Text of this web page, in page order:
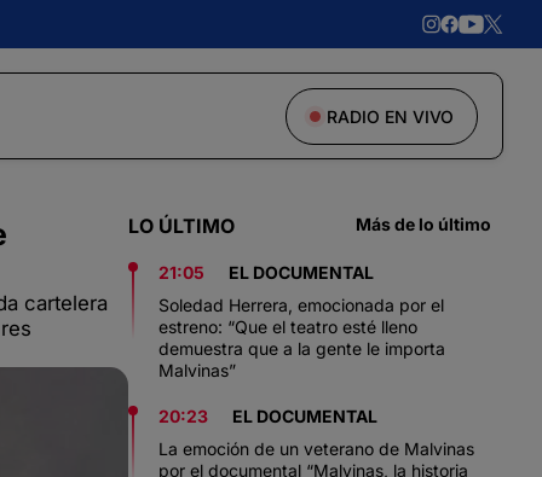
RADIO EN VIVO
cartelera
LO ÚLTIMO Más de lo último
21:05
EL DOCUMENTAL
Soledad Herrera, emocionada por el
estreno: “Que el teatro esté lleno
demuestra que a la gente le importa
Malvinas”
20:23
EL DOCUMENTAL
La emoción de un veterano de Malvinas
por el documental “Malvinas, la historia